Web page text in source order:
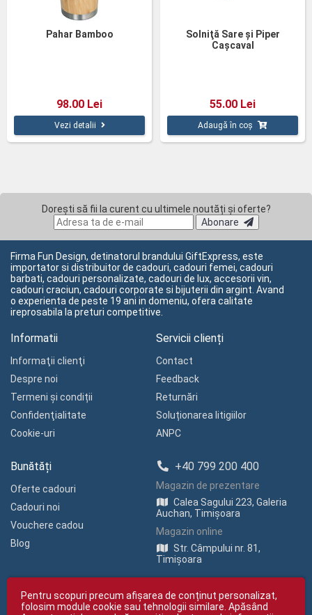
Pahar Bamboo
98.00 Lei
Vezi detalii
Solniţă Sare şi Piper
Caşcaval
55.00 Lei
Adaugă în coș
Dorești să fii la curent cu ultimele noutăți și oferte?
Abonare
Firma Fun Design, detinatorul brandului GiftExpress, este
importator si distribuitor de cadouri, cadouri femei, cadouri
barbati, cadouri personalizate, cadouri de lux, accesorii vin,
cadouri craciun, cadouri corporate si bijuterii din argint. Avand
o experienta de peste 19 ani in domeniu, ofera calitate
ireprosabila la preturi competitive.
Informatii
Informaţii clienţi
Despre noi
Termeni și condiții
Confidenţialitate
Cookie-uri
Servicii clienți
Contact
Feedback
Returnări
Soluționarea litigiilor
ANPC
Bunătăți
Oferte cadouri
Cadouri noi
Vouchere cadou
Blog
+40 799 200 400
Magazin de prezentare
Calea Sagului 223, Galeria
Auchan, Timișoara
Magazin online
Str. Câmpului nr. 81,
Timișoara
Pentru scopuri precum afișarea de conținut personalizat,
folosim module cookie sau tehnologii similare. Apăsând